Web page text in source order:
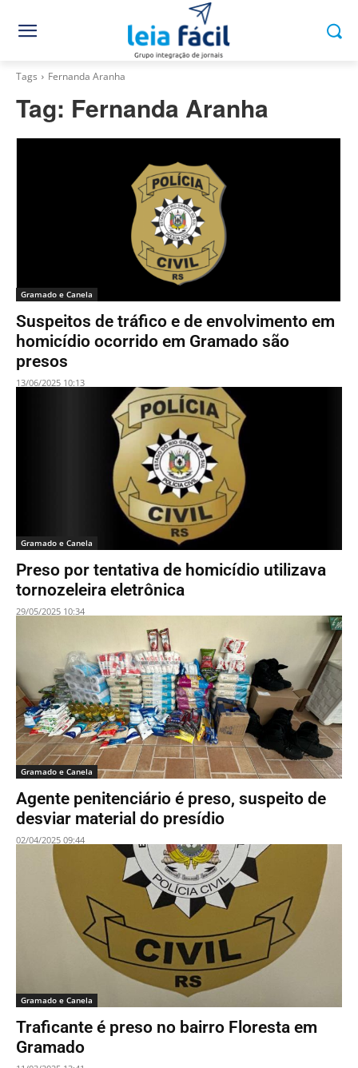
Tags Fernanda Aranha
Tag: Fernanda Aranha
Gramado e Canela
Suspeitos de tráfico e de envolvimento em
homicídio ocorrido em Gramado são
presos
13/06/2025 10:13
Gramado e Canela
Preso por tentativa de homicídio utilizava
tornozeleira eletrônica
29/05/2025 10:34
Gramado e Canela
Agente penitenciário é preso, suspeito de
desviar material do presídio
02/04/2025 09:44
Gramado e Canela
Traficante é preso no bairro Floresta em
Gramado